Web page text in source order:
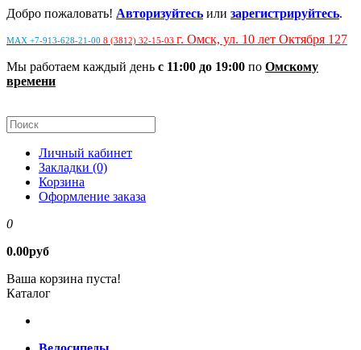
Добро пожаловать! Авторизуйтесь или зарегистрируйтесь.
MAX +7-913-628-21-00 8 (3812) 32-15-03 г. Омск, ул. 10 лет Октября 127
Мы работаем каждый день с 11:00 до 19:00 по Омскому
времени
Личный кабинет
Закладки (0)
Корзина
Оформление заказа
0
0.00руб
Ваша корзина пуста!
Каталог